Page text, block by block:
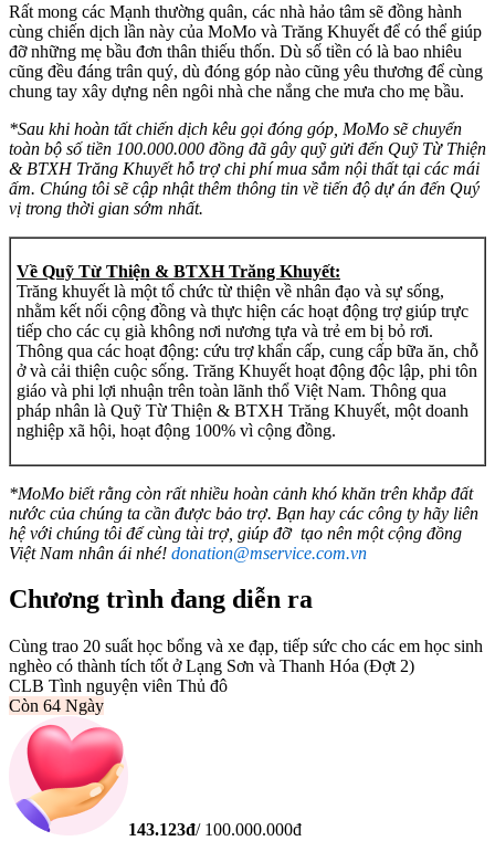
Rất mong các Mạnh thường quân, các nhà hảo tâm sẽ đồng hành
cùng chiến dịch lần này của MoMo và Trăng Khuyết để có thể giúp
đỡ những mẹ bầu đơn thân thiếu thốn. Dù số tiền có là bao nhiêu
cũng đều đáng trân quý, dù đóng góp nào cũng yêu thương để cùng
chung tay xây dựng nên ngôi nhà che nắng che mưa cho mẹ bầu.
*Sau khi hoàn tất chiến dịch kêu gọi đóng góp, MoMo sẽ chuyển
toàn bộ số tiền 100.000.000 đồng đã gây quỹ gửi đến Quỹ Từ Thiện
& BTXH Trăng Khuyết hỗ trợ chi phí mua sắm nội thất tại các mái
ấm. Chúng tôi sẽ cập nhật thêm thông tin về tiến độ dự án đến Quý
vị trong thời gian sớm nhất.
Về Quỹ Từ Thiện & BTXH Trăng Khuyết:
Trăng khuyết là một tổ chức từ thiện về nhân đạo và sự sống,
nhằm kết nối cộng đồng và thực hiện các hoạt động trợ giúp trực
tiếp cho các cụ già không nơi nương tựa và trẻ em bị bỏ rơi.
Thông qua các hoạt động: cứu trợ khẩn cấp, cung cấp bữa ăn, chỗ
ở và cải thiện cuộc sống. Trăng Khuyết hoạt động độc lập, phi tôn
giáo và phi lợi nhuận trên toàn lãnh thổ Việt Nam. Thông qua
pháp nhân là Quỹ Từ Thiện & BTXH Trăng Khuyết, một doanh
nghiệp xã hội, hoạt động 100% vì cộng đồng.
*MoMo biết rằng còn rất nhiều hoàn cảnh khó khăn trên khắp đất
nước của chúng ta cần được bảo trợ. Bạn hay các công ty hãy liên
hệ với chúng tôi để cùng tài trợ, giúp đỡ tạo nên một cộng đồng
Việt Nam nhân ái nhé! donation@mservice.com.vn
Chương trình đang diễn ra
Cùng trao 20 suất học bổng và xe đạp, tiếp sức cho các em học sinh
nghèo có thành tích tốt ở Lạng Sơn và Thanh Hóa (Đợt 2)
CLB Tình nguyện viên Thủ đô
Còn 64 Ngày
143.123đ/ 100.000.000đ